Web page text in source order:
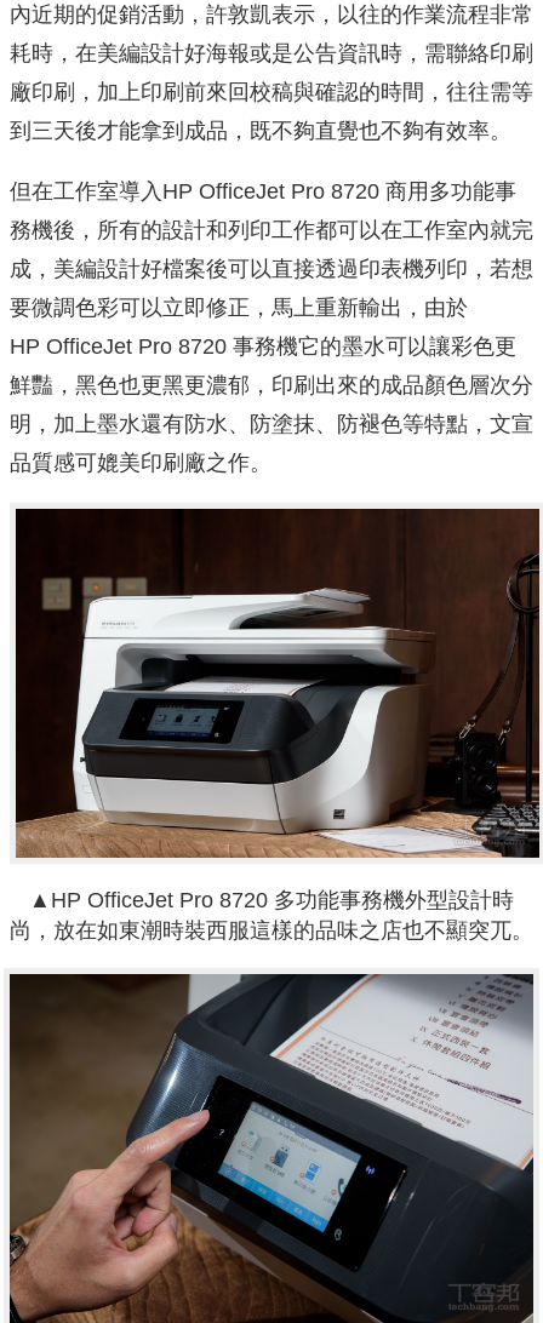
內近期的促銷活動，許敦凱表示，以往的作業流程非常
耗時，在美編設計好海報或是公告資訊時，需聯絡印刷
廠印刷，加上印刷前來回校稿與確認的時間，往往需等
到三天後才能拿到成品，既不夠直覺也不夠有效率。
但在工作室導入HP OfficeJet Pro 8720 商用多功能事
務機後，所有的設計和列印工作都可以在工作室內就完
成，美編設計好檔案後可以直接透過印表機列印，若想
要微調色彩可以立即修正，馬上重新輸出，由於
HP OfficeJet Pro 8720 事務機它的墨水可以讓彩色更
鮮豔，黑色也更黑更濃郁，印刷出來的成品顏色層次分
明，加上墨水還有防水、防塗抹、防褪色等特點，文宣
品質感可媲美印刷廠之作。
▲HP OfficeJet Pro 8720 多功能事務機外型設計時
尚，放在如東潮時裝西服這樣的品味之店也不顯突兀。